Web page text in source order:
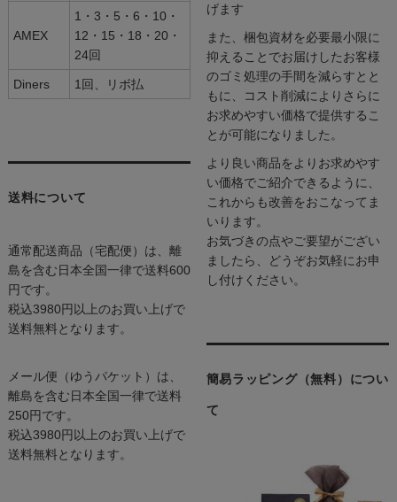
AMEX
1・3・5・6・10・
12・15・18・20・
24回
Diners 1回、リボ払
送料について
通常配送商品（宅配便）は、離
島を含む日本全国一律で送料600
円です。
税込3980円以上のお買い上げで
送料無料となります。
メール便（ゆうパケット）は、
離島を含む日本全国一律で送料
250円です。
税込3980円以上のお買い上げで
送料無料となります。
げます
また、梱包資材を必要最小限に
抑えることでお届けしたお客様
のゴミ処理の手間を減らすとと
もに、コスト削減によりさらに
お求めやすい価格で提供するこ
とが可能になりました。
より良い商品をよりお求めやす
い価格でご紹介できるように、
これからも改善をおこなってま
いります。
お気づきの点やご要望がござい
ましたら、どうぞお気軽にお申
し付けください。
簡易ラッピング（無料）につい
て